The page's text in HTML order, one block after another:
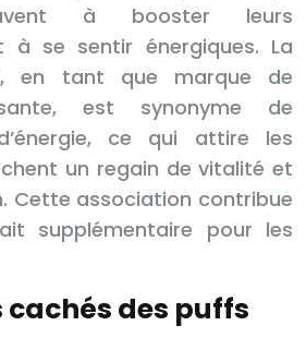
à booster leurs
à se sentir énergiques. La
en tant que marque de
est synonyme de
ce qui attire les
un regain de vitalité et
Cette association contribue
supplémentaire pour les
cachés des puffs